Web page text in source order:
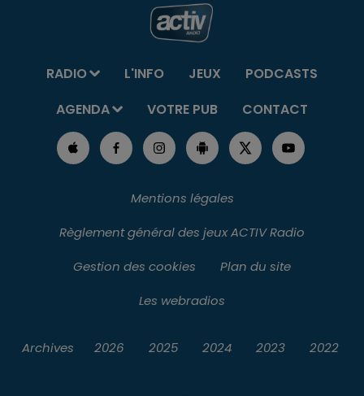
RADIO L'INFO JEUX
PODCASTS
AGENDA
VOTRE PUB CONTACT
Mentions légales
Règlement général des jeux ACTIV Radio
Gestion des cookies
Plan du site
Les webradios
Archives 2026 2025 2024 2023 2022